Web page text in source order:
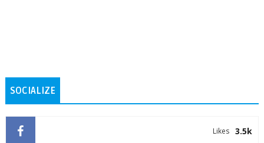
SOCIALIZE
3.5k
Likes